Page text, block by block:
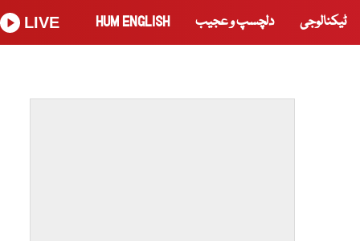
ٹیکنالوجی دلچسپ و عجیب HUM ENGLISH
LIVE